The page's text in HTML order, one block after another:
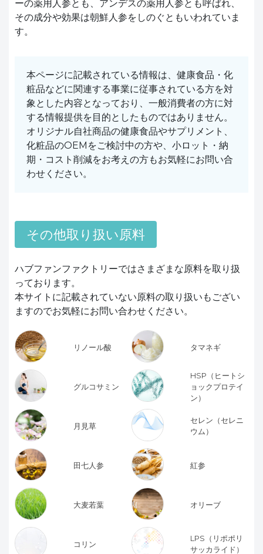
ーの薬用人参とも、アンデスの薬用人参とも呼ばれ、
その成分や効果は朝鮮人参をしのぐともいわれていま
す。
本ページに記載されている情報は、健康食品・化
粧品などに関連する事業に従事されている方を対
象とした内容となっており、一般消費者の方に対
する情報提供を目的としたものではありません。
オリジナル自社商品の健康食品やサプリメント、
化粧品のOEMをご検討中の方や、小ロット・納
期・コスト削減をお考えの方もお気軽にお問い合
わせください。
その他取り扱い原料
ハブファンファクトリーではさまざまな原料を取り扱
っております。
本サイトに記載されていない原料の取り扱いもござい
ますのでお気軽にお問い合わせください。
リノール酸 タマネギ
グルコサミン
HSP（ヒートシ
ョックプロテイ
ン）
月見草
セレン（セレニ
ウム）
田七人参 紅参
大麦若葉 オリーブ
コリン
LPS（リポポリ
サッカライド）